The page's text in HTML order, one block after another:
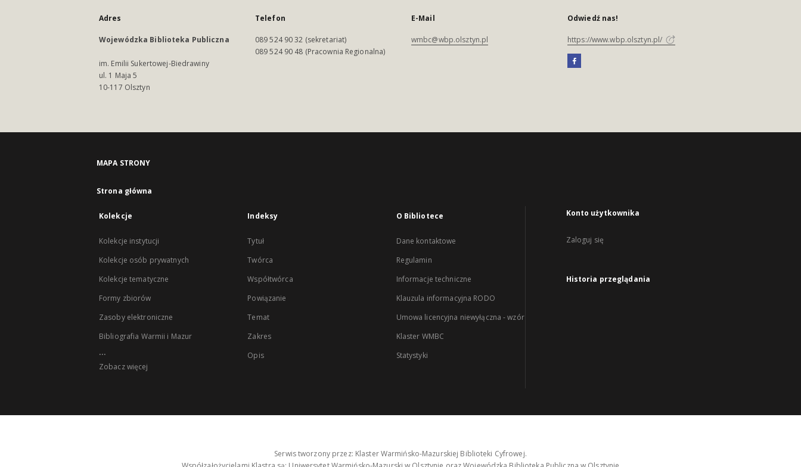
Adres
Wojewódzka Biblioteka Publiczna
im. Emilii Sukertowej-Biedrawiny
ul. 1 Maja 5
10-117 Olsztyn
Telefon
089 524 90 32 (sekretariat)
089 524 90 48 (Pracownia Regionalna)
E-Mail
wmbc@wbp.olsztyn.pl
Odwiedź nas!
https://www.wbp.olsztyn.pl/
MAPA STRONY
Strona główna
Kolekcje
Kolekcje instytucji
Kolekcje osób prywatnych
Kolekcje tematyczne
Formy zbiorów
Zasoby elektroniczne
Bibliografia Warmii i Mazur
...
Zobacz więcej
Indeksy
Tytuł
Twórca
Współtwórca
Powiązanie
Temat
Zakres
Opis
O Bibliotece
Dane kontaktowe
Regulamin
Informacje techniczne
Klauzula informacyjna RODO
Umowa licencyjna niewyłączna - wzór
Klaster WMBC
Statystyki
Konto użytkownika
Zaloguj się
Historia przeglądania
Serwis tworzony przez: Klaster Warmińsko-Mazurskiej Biblioteki Cyfrowej.